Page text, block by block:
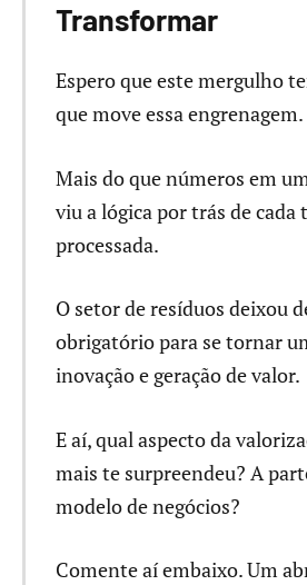
Transformar
Espero que este mergulho
que move essa engrenagem.
Mais do que números em
viu a lógica por trás de cada
processada.
O setor de resíduos deixou
obrigatório para se tornar
inovação e geração de valor.
E aí, qual aspecto da
mais te surpreendeu? A
modelo de negócios?
Comente aí embaixo. Um